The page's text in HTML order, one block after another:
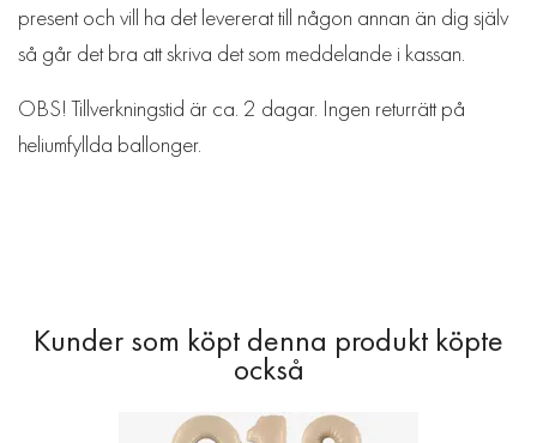
present och vill ha det levererat till någon annan än dig själv
så går det bra att skriva det som meddelande i kassan.
OBS! Tillverkningstid är ca. 2 dagar. Ingen returrätt på
heliumfyllda ballonger.